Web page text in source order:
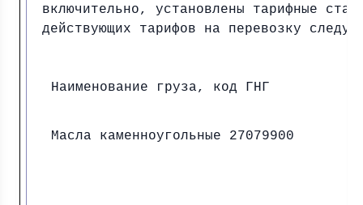
включительно, установлены тарифные
действующих тарифов на перевозку
Наименование груза, код ГНГ
Масла каменноугольные 27079900